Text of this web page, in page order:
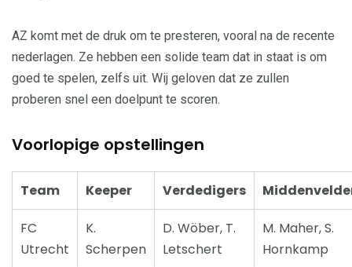
AZ komt met de druk om te presteren, vooral na de recente
nederlagen. Ze hebben een solide team dat in staat is om
goed te spelen, zelfs uit. Wij geloven dat ze zullen
proberen snel een doelpunt te scoren.
Voorlopige opstellingen
Team Keeper Verdedigers
FC
Utrecht
K.
Scherpen
D. Wöber, T.
Letschert
M. Maher, S.
Hornkamp